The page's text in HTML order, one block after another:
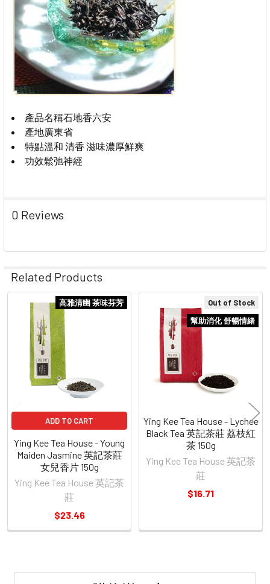
產品名稱石地香六安
產地廣東省
特點溫和 清香 滋味濃厚鮮爽
功效鬆弛神經
0 Reviews
Related Products
Related
Products
高雅清幽 茶味芬芳
ADD TO CART
Ying Kee Tea House - Young
Maiden Jasmine 英記茶莊
女兒香片 150g
Ying Kee Tea House 英記茶
莊
$23.46
Out of Stock
幫助消化 舒暢情緒
Ying Kee Tea House - Lychee
Black Tea 英記茶莊 荔枝紅
茶 150g
Ying Kee Tea House 英記茶
莊
$16.71